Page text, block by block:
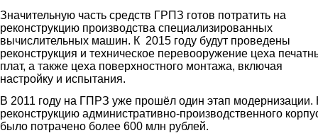
Значительную часть средств ГРПЗ готов потратить на
реконструкцию производства специализированных
вычислительных машин. К 2015 году будут проведены
реконструкция и техническое перевооружение цеха
плат, а также цеха поверхностного монтажа, включая
настройку и испытания.
В 2011 году на ГПРЗ уже прошёл один этап модернизации.
реконструкцию административно-производственного
было потрачено более 600 млн рублей.